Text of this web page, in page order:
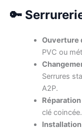
🔑
Ouverture
PVC ou
Serrures
A2P.
clé coincée.